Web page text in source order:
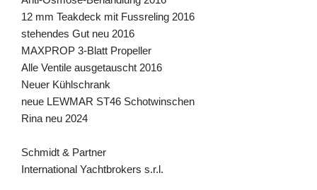
12 mm Teakdeck mit Fussreling 2016
stehendes Gut neu 2016
MAXPROP 3-Blatt Propeller
Alle Ventile ausgetauscht 2016
Neuer Kühlschrank
neue LEWMAR ST46 Schotwinschen
Rina neu 2024
Schmidt & Partner
International Yachtbrokers s.r.l.